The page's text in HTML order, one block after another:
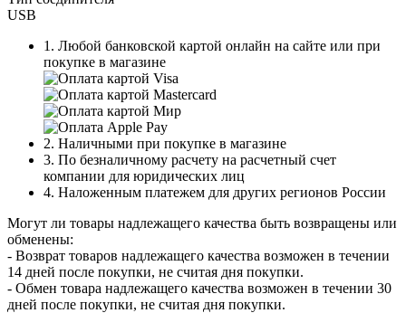
USB
1. Любой банковской картой онлайн на сайте или при
покупке в магазине
2. Наличными при покупке в магазине
3. По безналичному расчету на расчетный счет
компании для юридических лиц
4. Наложенным платежем для других регионов России
Могут ли товары надлежащего качества быть возвращены или
обменены:
- Возврат товаров надлежащего качества возможен в течении
14 дней после покупки, не считая дня покупки.
- Обмен товара надлежащего качества возможен в течении 30
дней после покупки, не считая дня покупки.